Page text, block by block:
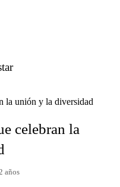
celebran la
años